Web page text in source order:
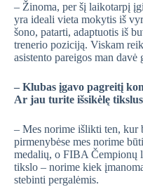
– Žinoma, per šį laikotarpį
yra ideali vieta mokytis iš
šono, patarti, adaptuotis iš
trenerio poziciją. Viskam
asistento pareigos man davė
– Klubas įgavo pagreitį
Ar jau turite išsikėlę
– Mes norime išlikti ten, kur
pirmenybėse mes norime
medalių, o FIBA Čempionų
tikslo – norime kiek
stebinti pergalėmis.